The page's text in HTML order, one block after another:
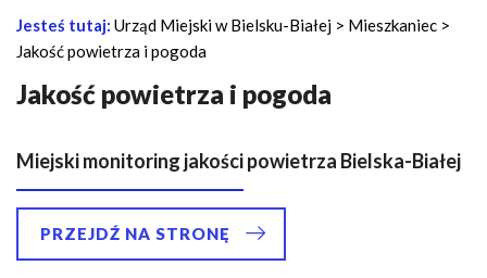
Ś
c
e
k
a
Jesteś tutaj: Urząd Miejski w Bielsku-Białej
Mieszkaniec
Jakość powietrza i pogoda
Jakość powietrza i pogoda
Miejski monitoring jakości powietrza Bielska-Białej
PRZEJDŹ NA STRONĘ